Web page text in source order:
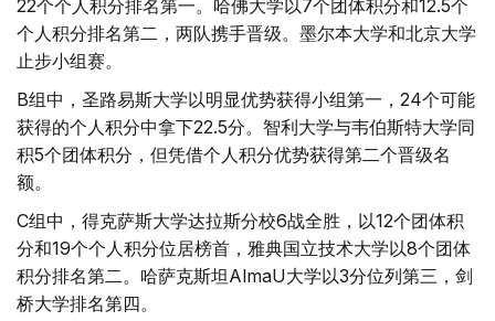
22个个人积分排名第一。哈佛大学以7个团体积分和12.5个
个人积分排名第二，两队携手晋级。墨尔本大学和北京大学
止步小组赛。
B组中，圣路易斯大学以明显优势获得小组第一，24个可能
获得的个人积分中拿下22.5分。智利大学与韦伯斯特大学同
积5个团体积分，但凭借个人积分优势获得第二个晋级名
额。
C组中，得克萨斯大学达拉斯分校6战全胜，以12个团体积
分和19个个人积分位居榜首，雅典国立技术大学以8个团体
积分排名第二。哈萨克斯坦AlmaU大学以3分位列第三，剑
桥大学排名第四。